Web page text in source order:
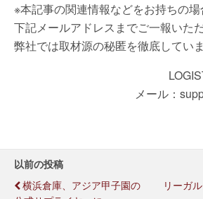
※本記事の関連情報などをお持ちの
下記メールアドレスまでご一報いた
弊社では取材源の秘匿を徹底していま
メール：
以前の投稿
横浜倉庫、アジア甲子園の
リーガ